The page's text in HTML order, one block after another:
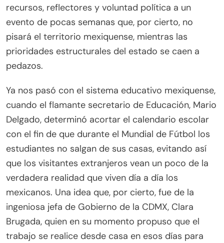
recursos, reflectores y voluntad política a un
evento de pocas semanas que, por cierto, no
pisará el territorio mexiquense, mientras las
prioridades estructurales del estado se caen a
pedazos.
Ya nos pasó con el sistema educativo mexiquense,
cuando el flamante secretario de Educación, Mario
Delgado, determinó acortar el calendario escolar
con el fin de que durante el Mundial de Fútbol los
estudiantes no salgan de sus casas, evitando así
que los visitantes extranjeros vean un poco de la
verdadera realidad que viven día a día los
mexicanos. Una idea que, por cierto, fue de la
ingeniosa jefa de Gobierno de la CDMX, Clara
Brugada, quien en su momento propuso que el
trabajo se realice desde casa en esos días para